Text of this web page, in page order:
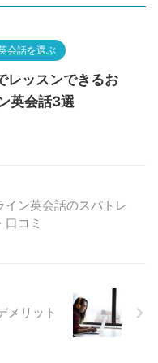
会話を選ぶ
レッスンできるお
英会話3選
イン英会話のスパトレ
コミ
メリット